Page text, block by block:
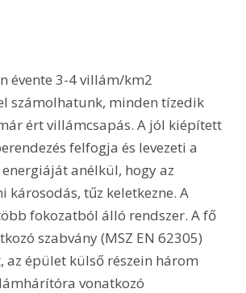
évente 3-4 villám/km2
számolhatunk, minden tízedik
ért villámcsapás. A jól kiépített
felfogja és levezeti a
anélkül, hogy az
károsodás, tűz keletkezne. A
fokozatból álló rendszer. A fő
szabvány (MSZ EN 62305)
az épület külső részein három
vonatkozó